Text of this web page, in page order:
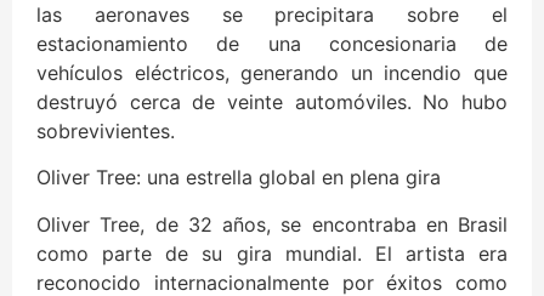
las aeronaves se precipitara sobre el
estacionamiento de una concesionaria de
vehículos eléctricos, generando un incendio que
destruyó cerca de veinte automóviles. No hubo
sobrevivientes.
Oliver Tree: una estrella global en plena gira
Oliver Tree, de 32 años, se encontraba en Brasil
como parte de su gira mundial. El artista era
reconocido internacionalmente por éxitos como